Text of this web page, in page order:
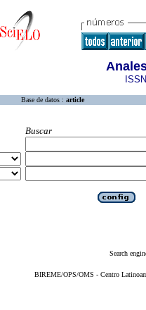
Base de datos : article
Buscar
Search
BIREME/OPS/OMS - Centro